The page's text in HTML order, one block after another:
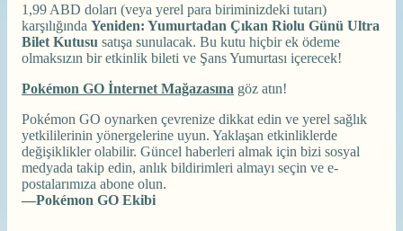
1,99 ABD doları (veya yerel para biriminizdeki tutarı)
karşılığında Yeniden: Yumurtadan Çıkan Riolu Günü Ultra
Bilet Kutusu satışa sunulacak. Bu kutu hiçbir ek ödeme
olmaksızın bir etkinlik bileti ve Şans Yumurtası içerecek!
Pokémon GO İnternet Mağazasına göz atın!
Pokémon GO oynarken çevrenize dikkat edin ve yerel sağlık
yetkililerinin yönergelerine uyun. Yaklaşan etkinliklerde
değişiklikler olabilir. Güncel haberleri almak için bizi sosyal
medyada takip edin, anlık bildirimleri almayı seçin ve e-
postalarımıza abone olun.
—Pokémon GO Ekibi